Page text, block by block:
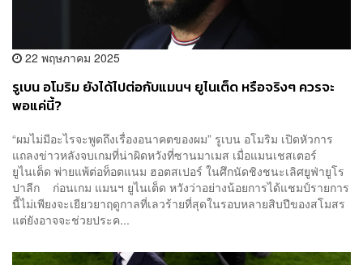
22 พฤษภาคม 2025
รูเบน อโมริม ยังได้ไปต่อกับแมนฯ ยูไนเต็ด หรือจริงๆ ควรจะ
พอแค่นี้?
“ผมไม่มีอะไรจะพูดถึงเรื่องอนาคตของผม”​ รูเบน อโมริม เปิดหัวการ
แถลงข่าวหลังจบเกมที่น่าผิดหวังที่ซานมาเมส เมื่อแมนเชสเตอร์​
ยูไนเต็ด พ่ายแพ้ต่อท็อตแนม ฮอตสเปอร์ ในศึกนัดชิงชนะเลิศยูฟ่ายูโร
ปาลีก ก่อนเกม แมนฯ ยูไนเต็ด หวังว่าอย่างน้อยการได้แชมป์รายการ
นี้ไม่เพียงจะเยียวยาฤดูกาลที่เลวร้ายที่สุดในรอบหลายสิบปีของสโมสร
แต่ยังอาจจะช่วยประค...